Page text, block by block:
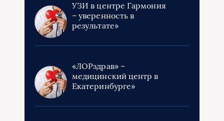
УЗИ в центре Гармония
– уверенность в
результате»
«ЛОРздрав» –
медицинский центр в
Екатеринбурге»